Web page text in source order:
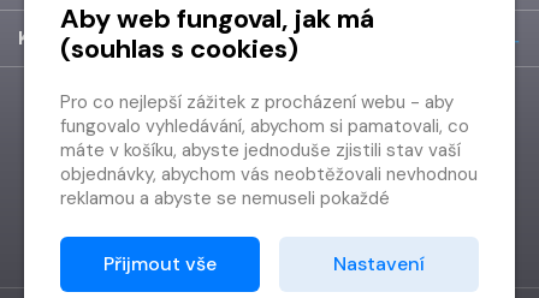
Kontakt
Aby web fungoval, jak má
(souhlas s cookies)
Pro co nejlepší zážitek z procházení webu - aby
fungovalo vyhledávání, abychom si pamatovali, co
máte v košíku, abyste jednoduše zjistili stav vaší
objednávky, abychom vás neobtěžovali nevhodnou
reklamou a abyste se nemuseli pokaždé
Proto od vás potřebujeme souhlas se
zpracováním souborů cookies
Přijmout vše Nastavení